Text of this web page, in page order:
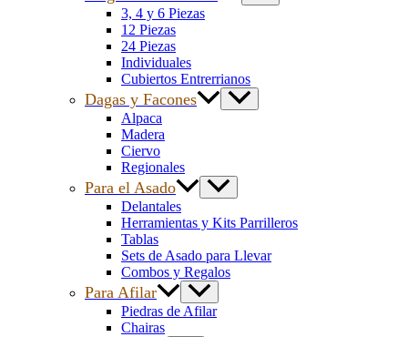
3, 4 y 6 Piezas
12 Piezas
24 Piezas
Individuales
Cubiertos Entrerrianos
Dagas y Facones
Alpaca
Madera
Ciervo
Regionales
Para el Asado
Delantales
Herramientas y Kits Parrilleros
Tablas
Sets de Asado para Llevar
Combos y Regalos
Para Afilar
Piedras de Afilar
Chairas